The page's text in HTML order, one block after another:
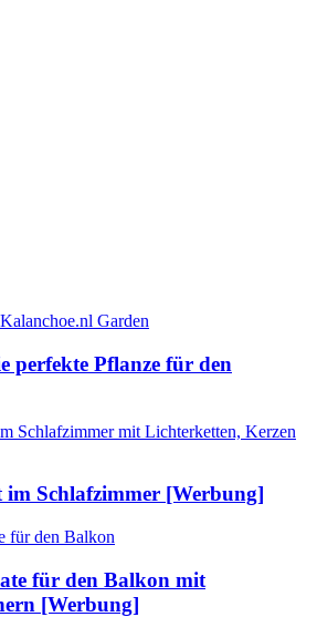
perfekte Pflanze für den
im Schlafzimmer [Werbung]
für den Balkon mit
[Werbung]